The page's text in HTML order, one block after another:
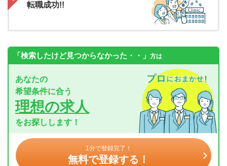
転職成功!!
「検索したけど見つからなかった・・」 方は
あなたの
希望条件に合う
理想の求人
をお探しします！
1分で登録完了！
無料で登録する！